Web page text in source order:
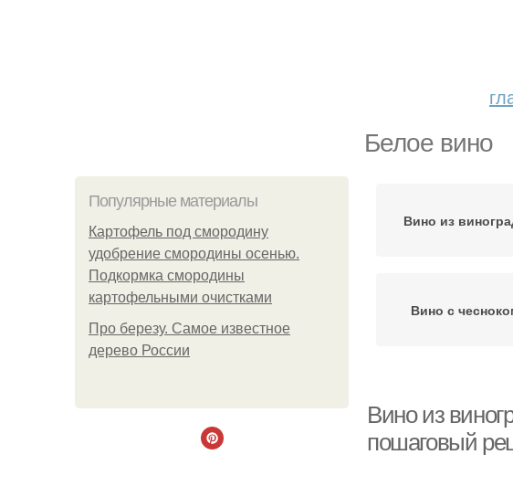
Белое вино
Популярные материалы
Картофель под смородину
удобрение смородины осенью.
Подкормка смородины
картофельными очистками
Про березу. Самое известное
дерево России
Вино из
Вино с
Вино из
пошаговый